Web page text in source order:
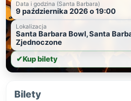
Data i godzina (Santa Barbara)
9 października 2026 o 19:00
Lokalizacja
Santa Barbara Bowl, Santa
Zjednoczone
✔Kup bilety
Bilety